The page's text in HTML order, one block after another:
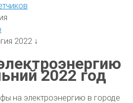
2022 ↓
2022 год
на электроэнергию в городе